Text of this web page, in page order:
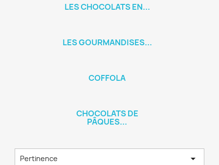
LES CHOCOLATS EN...
LES GOURMANDISES...
COFFOLA
CHOCOLATS DE
PÂQUES...
Pertinence 